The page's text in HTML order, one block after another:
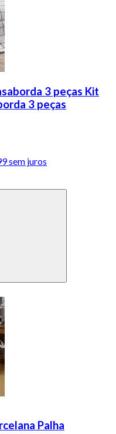
3 peças Kit
3 peças
sem juros
Palha